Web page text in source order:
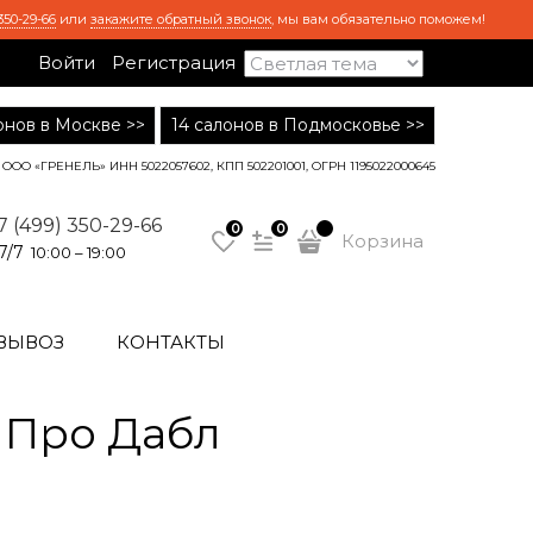
29-66 или закажите обратный звонок, мы вам обязательно поможем!
Войти Регистрация
в Москве >> 14 салонов в Подмосковье >>
ООО «ГРЕНЕЛЬ» ИНН 5022057602, КПП 502201001, ОГРН 1195022000645
(499) 350-29-66
7 10:00 – 19:00
0 0
Корзина
КОНТАКТЫ
Про Дабл